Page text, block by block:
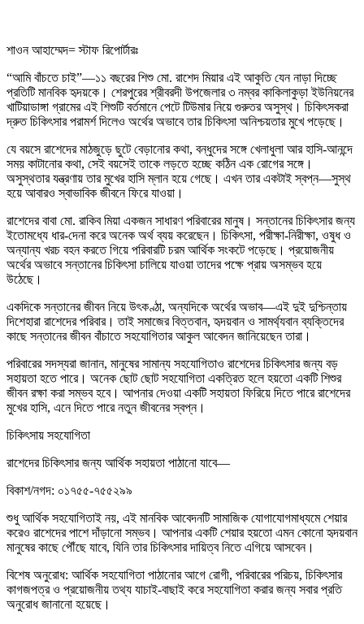
শাওন আহাম্মেদ= স্টাফ রিপোর্টারঃ
“আমি বাঁচতে চাই”—১১ বছরের শিশু মো. রাশেদ মিয়ার এই আকুতি যেন নাড়া দিচ্ছে
প্রতিটি মানবিক হৃদয়কে। শেরপুরের শ্রীবরদী উপজেলার ৩ নম্বর কাকিলাকুড়া ইউনিয়নের
খাটিয়াডাঙ্গা গ্রামের এই শিশুটি বর্তমানে পেটে টিউমার নিয়ে গুরুতর অসুস্থ। চিকিৎসকরা
দ্রুত চিকিৎসার পরামর্শ দিলেও অর্থের অভাবে তার চিকিৎসা অনিশ্চয়তার মুখে পড়েছে।
যে বয়সে রাশেদের মাঠজুড়ে ছুটে বেড়ানোর কথা, বন্ধুদের সঙ্গে খেলাধুলা আর হাসি-আনন্দে
সময় কাটানোর কথা, সেই বয়সেই তাকে লড়তে হচ্ছে কঠিন এক রোগের সঙ্গে।
অসুস্থতার যন্ত্রণায় তার মুখের হাসি ম্লান হয়ে গেছে। এখন তার একটাই স্বপ্ন—সুস্থ
হয়ে আবারও স্বাভাবিক জীবনে ফিরে যাওয়া।
রাশেদের বাবা মো. রাকিব মিয়া একজন সাধারণ পরিবারের মানুষ। সন্তানের চিকিৎসার জন্য
ইতোমধ্যে ধার-দেনা করে অনেক অর্থ ব্যয় করেছেন। চিকিৎসা, পরীক্ষা-নিরীক্ষা, ওষুধ ও
অন্যান্য খরচ বহন করতে গিয়ে পরিবারটি চরম আর্থিক সংকটে পড়েছে। প্রয়োজনীয়
অর্থের অভাবে সন্তানের চিকিৎসা চালিয়ে যাওয়া তাদের পক্ষে প্রায় অসম্ভব হয়ে
উঠেছে।
একদিকে সন্তানের জীবন নিয়ে উৎকণ্ঠা, অন্যদিকে অর্থের অভাব—এই দুই দুশ্চিন্তায়
দিশেহারা রাশেদের পরিবার। তাই সমাজের বিত্তবান, হৃদয়বান ও সামর্থ্যবান ব্যক্তিদের
কাছে সন্তানের জীবন বাঁচাতে সহযোগিতার আকুল আবেদন জানিয়েছেন তারা।
পরিবারের সদস্যরা জানান, মানুষের সামান্য সহযোগিতাও রাশেদের চিকিৎসার জন্য বড়
সহায়তা হতে পারে। অনেক ছোট ছোট সহযোগিতা একত্রিত হলে হয়তো একটি শিশুর
জীবন রক্ষা করা সম্ভব হবে। আপনার দেওয়া একটি সহায়তা ফিরিয়ে দিতে পারে রাশেদের
মুখের হাসি, এনে দিতে পারে নতুন জীবনের স্বপ্ন।
চিকিৎসায় সহযোগিতা
রাশেদের চিকিৎসার জন্য আর্থিক সহায়তা পাঠানো যাবে—
বিকাশ/নগদ: ০১৭৫৫-৭৫৫২৯৯
শুধু আর্থিক সহযোগিতাই নয়, এই মানবিক আবেদনটি সামাজিক যোগাযোগমাধ্যমে শেয়ার
করেও রাশেদের পাশে দাঁড়ানো সম্ভব। আপনার একটি শেয়ার হয়তো এমন কোনো হৃদয়বান
মানুষের কাছে পৌঁছে যাবে, যিনি তার চিকিৎসার দায়িত্ব নিতে এগিয়ে আসবেন।
বিশেষ অনুরোধ: আর্থিক সহযোগিতা পাঠানোর আগে রোগী, পরিবারের পরিচয়, চিকিৎসার
কাগজপত্র ও প্রয়োজনীয় তথ্য যাচাই-বাছাই করে সহযোগিতা করার জন্য সবার প্রতি
অনুরোধ জানানো হয়েছে।